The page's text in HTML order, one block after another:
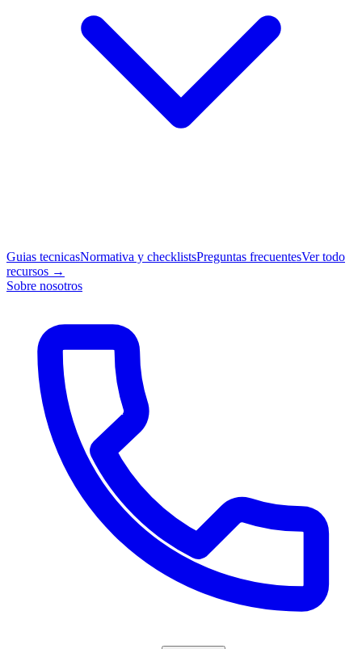
Guias tecnicasNormativa y checklistsPreguntas frecuentesVer todo
recursos →
Sobre nosotros